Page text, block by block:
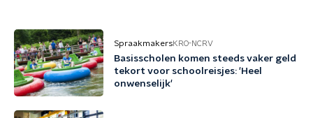
SpraakmakersKRO-NCRV
Basisscholen komen steeds vaker geld
tekort voor schoolreisjes: 'Heel
onwenselijk'